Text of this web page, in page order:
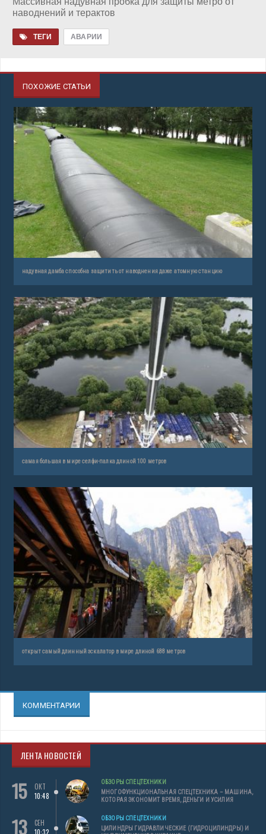
наводнений и терактов
ТЕГИ АВАРИИ
ПОХОЖИЕ СТАТЬИ
надувная дамба способна защитить от наводнения даже атомную станцию
самая большая в мире селфи-палка длиной 100 метров
открыт самый длинный эскалатор в мире длиной 688 метров
КОММЕНТАРИИ
ЛЕНТА НОВОСТЕЙ
15
ОКТ
10:48
ОБЗОРЫ СПЕЦТЕХНИКИ
МНОГОФУНКЦИОНАЛЬНАЯ СПЕЦТЕХНИКА – МАШИНА,
КОТОРАЯ ЭКОНОМИТ ВРЕМЯ, ДЕНЬГИ И УСИЛИЯ
13
СЕН
ОБЗОРЫ СПЕЦТЕХНИКИ
ЦИЛИНДРЫ ГИДРАВЛИЧЕСКИЕ (ГИДРОЦИЛИНДРЫ) И